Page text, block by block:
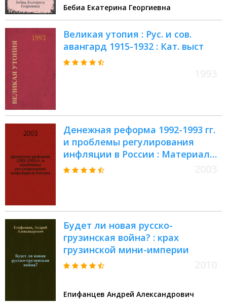
Бебиа Екатерина Георгиевна
Великая утопия : Рус. и сов.
авангард 1915-1932 : Кат. выст
Денежная реформа 1992-1993 гг.
и проблемы регулирования
инфляции в России : Материалы
"Круглого стола", провед. Фин.
2003 г
Будет ли новая русско-
грузинская война? : крах
грузинской мини-империи
Епифанцев Андрей Александрович